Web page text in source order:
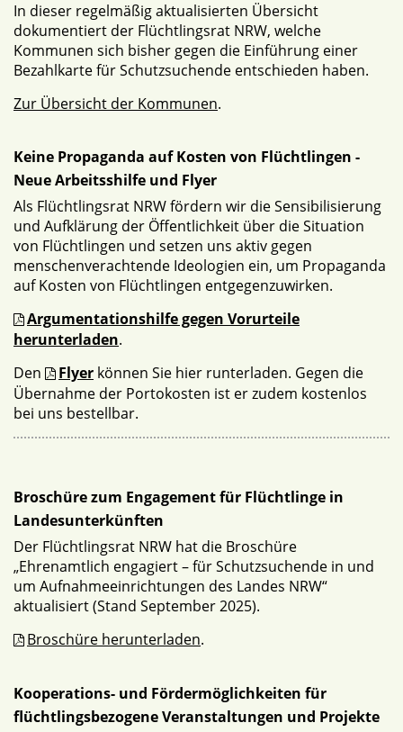
In dieser regelmäßig aktualisierten Übersicht
dokumentiert der Flüchtlingsrat NRW, welche
Kommunen sich bisher gegen die Einführung einer
Bezahlkarte für Schutzsuchende entschieden haben.
Zur Übersicht der Kommunen.
Keine Propaganda auf Kosten von Flüchtlingen -
Neue Arbeitsshilfe und Flyer
Als Flüchtlingsrat NRW fördern wir die Sensibilisierung
und Aufklärung der Öffentlichkeit über die Situation
von Flüchtlingen und setzen uns aktiv gegen
menschenverachtende Ideologien ein, um Propaganda
auf Kosten von Flüchtlingen entgegenzuwirken.
Argumentationshilfe gegen Vorurteile
herunterladen.
Den
Flyer können Sie hier runterladen. Gegen die
Übernahme der Portokosten ist er zudem kostenlos
bei uns bestellbar.
Broschüre zum Engagement für Flüchtlinge in
Landesunterkünften
Der Flüchtlingsrat NRW hat die Broschüre
„Ehrenamtlich engagiert – für Schutzsuchende in und
um Aufnahmeeinrichtungen des Landes NRW“
aktualisiert (Stand September 2025).
Broschüre herunterladen.
Kooperations- und Fördermöglichkeiten für
flüchtlingsbezogene Veranstaltungen und Projekte